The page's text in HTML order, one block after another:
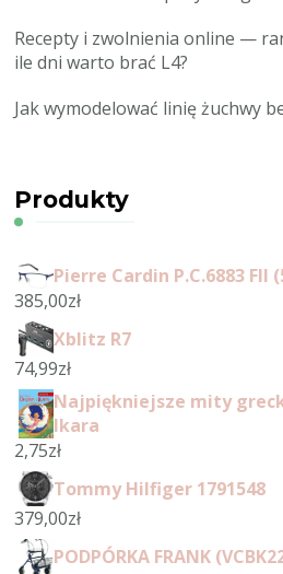
Recepty i zwolnienia online —
ile dni warto brać L4?
Jak wymodelować linię żuchwy
Produkty
Pierre Cardin P.C.6883 Fll
385,00zł
Xblitz R7
74,99zł
Najpiękniejsze mity
Ikara
2,75zł
Tommy Hilfiger 1791548
379,00zł
PODPÓRKA FRANK